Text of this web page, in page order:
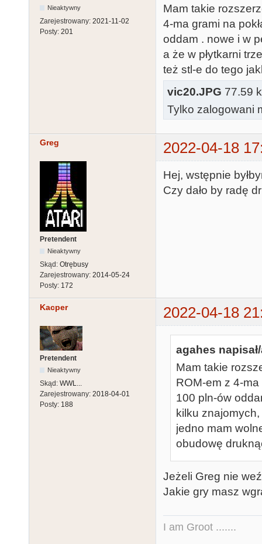
Nieaktywny
Zarejestrowany: 2021-11-02
Posty: 201
Mam takie
4-ma grami na
oddam . nowe i w
a że w płytkarni
też stl-e do tego
vic20.JPG 77.59
Tylko zalogowani
Greg 2022-04-18
Pretendent
Nieaktywny
Skąd: Otrębusy
Zarejestrowany: 2014-05-24
Posty: 172
Hej, wstępnie
Czy dało by radę
Kacper 2022-04-18
Pretendent
Nieaktywny
Skąd: WWL...
Zarejestrowany: 2018-04-01
Posty: 188
agahes
Mam takie
ROM-em z 4-
100 pln-ów
kilku
jedno mam
obudowę
Jeżeli Greg nie
Jakie gry masz
I am Groot .......